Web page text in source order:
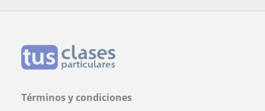
Términos y condiciones